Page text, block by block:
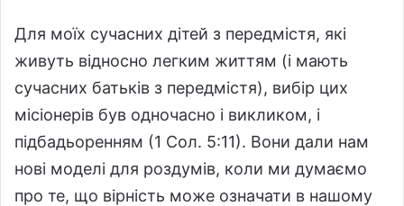
Для моїх сучасних дітей з передмістя, які
живуть відносно легким життям (і мають
сучасних батьків з передмістя), вибір цих
місіонерів був одночасно і викликом, і
підбадьоренням (1 Сол. 5:11). Вони дали нам
нові моделі для роздумів, коли ми думаємо
про те, що вірність може означати в нашому